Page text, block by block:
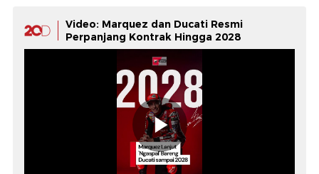
Video: Marquez dan Ducati Resmi
Perpanjang Kontrak Hingga 2028